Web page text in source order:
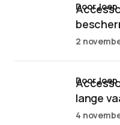
door Joep
2
lange
door Joep
4